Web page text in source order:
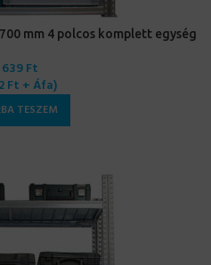
mm 4 polcos komplett egység
Ft
Ft + Áfa)
TESZEM